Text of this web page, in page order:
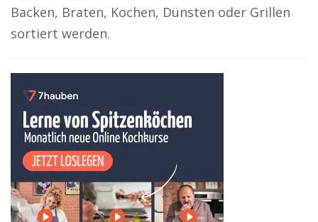
Backen, Braten, Kochen, Dünsten oder Grillen
sortiert werden.